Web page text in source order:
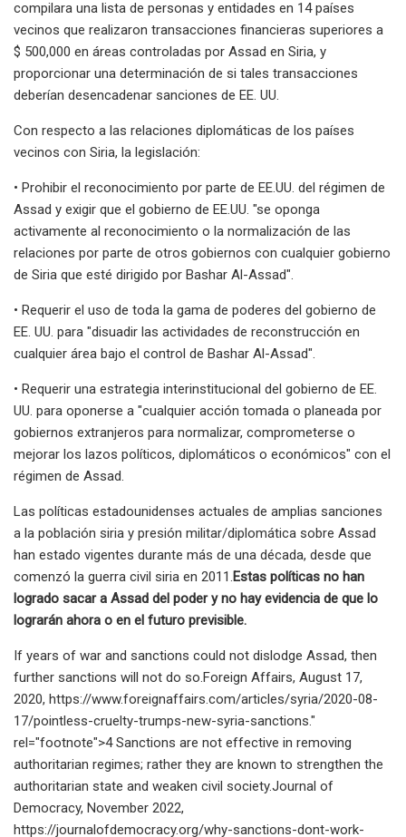
compilara una lista de personas y entidades en 14 países
vecinos que realizaron transacciones financieras superiores a
$ 500,000 en áreas controladas por Assad en Siria, y
proporcionar una determinación de si tales transacciones
deberían desencadenar sanciones de EE. UU.
Con respecto a las relaciones diplomáticas de los países
vecinos con Siria, la legislación:
• Prohibir el reconocimiento por parte de EE.UU. del régimen de
Assad y exigir que el gobierno de EE.UU. "se oponga
activamente al reconocimiento o la normalización de las
relaciones por parte de otros gobiernos con cualquier gobierno
de Siria que esté dirigido por Bashar Al-Assad".
• Requerir el uso de toda la gama de poderes del gobierno de
EE. UU. para "disuadir las actividades de reconstrucción en
cualquier área bajo el control de Bashar Al-Assad".
• Requerir una estrategia interinstitucional del gobierno de EE.
UU. para oponerse a "cualquier acción tomada o planeada por
gobiernos extranjeros para normalizar, comprometerse o
mejorar los lazos políticos, diplomáticos o económicos" con el
régimen de Assad.
Las políticas estadounidenses actuales de amplias sanciones
a la población siria y presión militar/diplomática sobre Assad
han estado vigentes durante más de una década, desde que
comenzó la guerra civil siria en 2011.Estas políticas no han
logrado sacar a Assad del poder y no hay evidencia de que lo
lograrán ahora o en el futuro previsible.
If years of war and sanctions could not dislodge Assad, then
further sanctions will not do so.Foreign Affairs, August 17,
2020, https://www.foreignaffairs.com/articles/syria/2020-08-
17/pointless-cruelty-trumps-new-syria-sanctions."
rel="footnote">4 Sanctions are not effective in removing
authoritarian regimes; rather they are known to strengthen the
authoritarian state and weaken civil society.Journal of
Democracy, November 2022,
https://journalofdemocracy.org/why-sanctions-dont-work-